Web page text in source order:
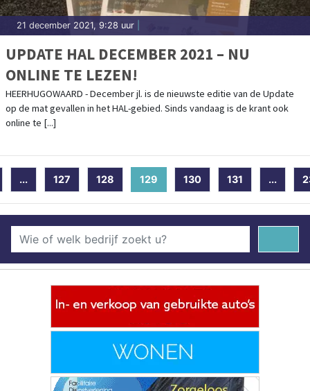
21 december 2021, 9:28 uur
UPDATE HAL DECEMBER 2021 – NU
ONLINE TE LEZEN!
HEERHUGOWAARD - December jl. is de nieuwste editie van de Update
op de mat gevallen in het HAL-gebied. Sinds vandaag is de krant ook
online te [...]
... 127 128 129 (current)
130 131 ...